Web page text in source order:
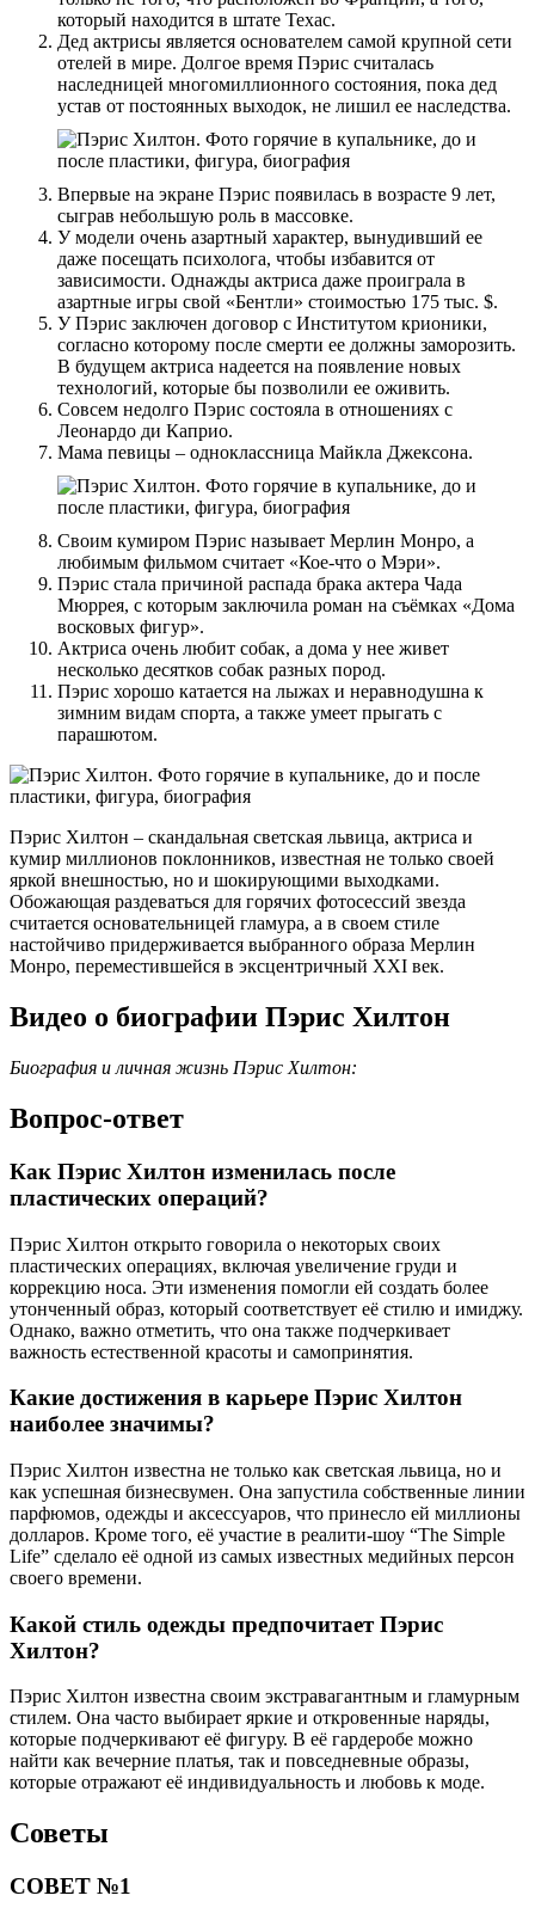
который находится в штате Техас.
Дед актрисы является основателем самой крупной сети
отелей в мире. Долгое время Пэрис считалась
наследницей многомиллионного состояния, пока дед
устав от постоянных выходок, не лишил ее наследства.
Впервые на экране Пэрис появилась в возрасте 9 лет,
сыграв небольшую роль в массовке.
У модели очень азартный характер, вынудивший ее
даже посещать психолога, чтобы избавится от
зависимости. Однажды актриса даже проиграла в
азартные игры свой «Бентли» стоимостью 175 тыс. $.
У Пэрис заключен договор с Институтом крионики,
согласно которому после смерти ее должны заморозить.
В будущем актриса надеется на появление новых
технологий, которые бы позволили ее оживить.
Совсем недолго Пэрис состояла в отношениях с
Леонардо ди Каприо.
Мама певицы – одноклассница Майкла Джексона.
Своим кумиром Пэрис называет Мерлин Монро, а
любимым фильмом считает «Кое-что о Мэри».
Пэрис стала причиной распада брака актера Чада
Мюррея, с которым заключила роман на съёмках «Дома
восковых фигур».
Актриса очень любит собак, а дома у нее живет
несколько десятков собак разных пород.
Пэрис хорошо катается на лыжах и неравнодушна к
зимним видам спорта, а также умеет прыгать с
парашютом.
Пэрис Хилтон – скандальная светская львица, актриса и
кумир миллионов поклонников, известная не только своей
яркой внешностью, но и шокирующими выходками.
Обожающая раздеваться для горячих фотосессий звезда
считается основательницей гламура, а в своем стиле
настойчиво придерживается выбранного образа Мерлин
Монро, переместившейся в эксцентричный XXI век.
Видео о биографии Пэрис Хилтон
Биография и личная жизнь Пэрис Хилтон:
Вопрос-ответ
Как Пэрис Хилтон изменилась после
пластических операций?
Пэрис Хилтон открыто говорила о некоторых своих
пластических операциях, включая увеличение груди и
коррекцию носа. Эти изменения помогли ей создать более
утонченный образ, который соответствует её стилю и имиджу.
Однако, важно отметить, что она также подчеркивает
важность естественной красоты и самопринятия.
Какие достижения в карьере Пэрис Хилтон
наиболее значимы?
Пэрис Хилтон известна не только как светская львица, но и
как успешная бизнесвумен. Она запустила собственные линии
парфюмов, одежды и аксессуаров, что принесло ей миллионы
долларов. Кроме того, её участие в реалити-шоу “The Simple
Life” сделало её одной из самых известных медийных персон
своего времени.
Какой стиль одежды предпочитает Пэрис
Хилтон?
Пэрис Хилтон известна своим экстравагантным и гламурным
стилем. Она часто выбирает яркие и откровенные наряды,
которые подчеркивают её фигуру. В её гардеробе можно
найти как вечерние платья, так и повседневные образы,
которые отражают её индивидуальность и любовь к моде.
Советы
СОВЕТ №1